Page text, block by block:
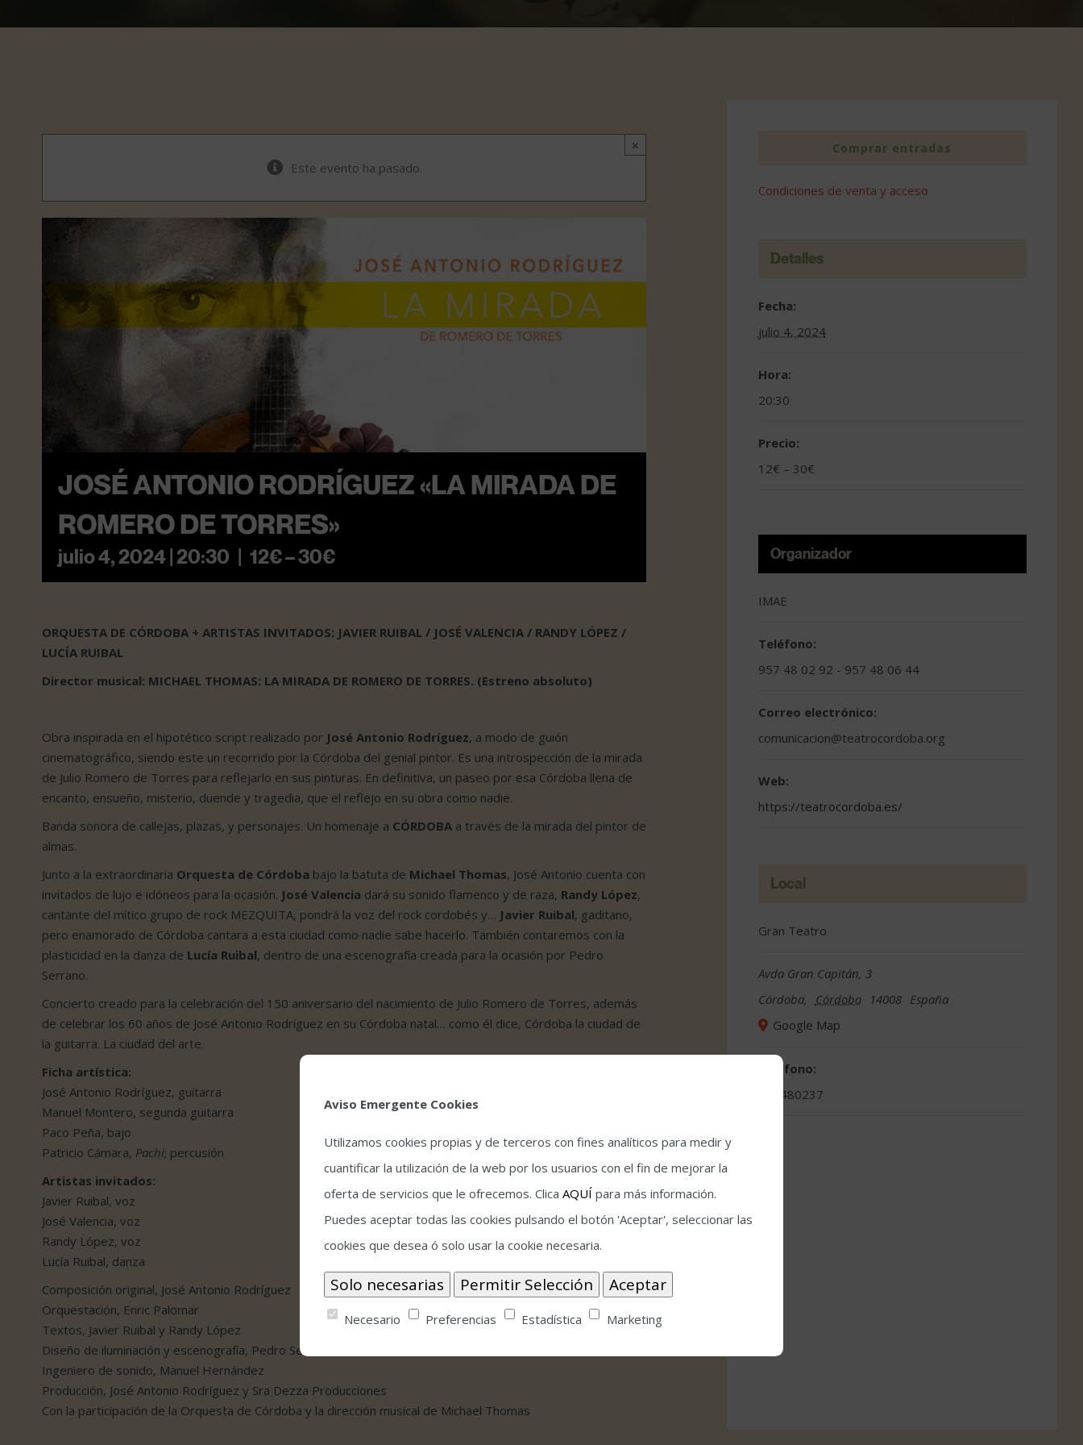
×
Este evento ha pasado.
JOSÉ ANTONIO RODRÍGUEZ «LA MIRADA DE
ROMERO DE TORRES»
julio 4, 2024 | 20:30 12€ – 30€
ORQUESTA DE CÓRDOBA + ARTISTAS INVITADOS: JAVIER RUIBAL / JOSÉ VALENCIA / RANDY LÓPEZ /
LUCÍA RUIBAL
Director musical: MICHAEL THOMAS: LA MIRADA DE ROMERO DE TORRES. (Estreno absoluto)
Obra inspirada en el hipotético script realizado por José Antonio Rodríguez, a modo de guión
cinematográfico, siendo este un recorrido por la Córdoba del genial pintor. Es una introspección de la mirada
de Julio Romero de Torres para reflejarlo en sus pinturas. En definitiva, un paseo por esa Córdoba llena de
encanto, ensueño, misterio, duende y tragedia, que el reflejo en su obra como nadie.
Banda sonora de callejas, plazas, y personajes. Un homenaje a CÓRDOBA a través de la mirada del pintor de
almas.
Junto a la extraordinaria Orquesta de Córdoba bajo la batuta de Michael Thomas, José Antonio cuenta con
invitados de lujo e idóneos para la ocasión. José Valencia dará su sonido flamenco y de raza, Randy López,
cantante del mítico grupo de rock MEZQUITA, pondrá la voz del rock cordobés y… Javier Ruibal, gaditano,
pero enamorado de Córdoba cantara a esta ciudad como nadie sabe hacerlo. También contaremos con la
plasticidad en la danza de Lucía Ruibal, dentro de una escenografía creada para la ocasión por Pedro
Serrano.
Concierto creado para la celebración del 150 aniversario del nacimiento de Julio Romero de Torres, además
de celebrar los 60 años de José Antonio Rodríguez en su Córdoba natal… como él dice, Córdoba la ciudad de
la guitarra. La ciudad del arte.
Ficha artística:
José Antonio Rodríguez, guitarra
Manuel Montero, segunda guitarra
Paco Peña, bajo
Patricio Cámara, Pachi; percusión
Artistas invitados:
Javier Ruibal, voz
José Valencia, voz
Randy López, voz
Lucía Ruibal, danza
Composición original, José Antonio Rodríguez
Orquestación, Enric Palomar
Textos, Javier Ruibal y Randy López
Diseño de iluminación y escenografía, Pedro Serrano AAI
Ingeniero de sonido, Manuel Hernández
Producción, José Antonio Rodríguez y Sra Dezza Producciones
Con la participación de la Orquesta de Córdoba y la dirección musical de Michael Thomas
Comprar entradas
Condiciones de venta y acceso
Detalles
Fecha:
julio 4, 2024
Hora:
20:30
Precio:
12€ – 30€
Organizador
IMAE
Teléfono:
957 48 02 92 - 957 48 06 44
Correo electrónico:
comunicacion@teatrocordoba.org
Web:
https://teatrocordoba.es/
Local
Gran Teatro
Avda Gran Capitán, 3
Córdoba, Córdoba 14008 España
Google Map
Teléfono:
957480237
Aviso Emergente Cookies
Utilizamos cookies propias y de terceros con fines analíticos para medir y
cuantificar la utilización de la web por los usuarios con el fin de mejorar la
oferta de servicios que le ofrecemos. Clica AQUÍ para más información.
Puedes aceptar todas las cookies pulsando el botón 'Aceptar', seleccionar las
cookies que desea ó solo usar la cookie necesaria.
Necesario Preferencias Estadística Marketing